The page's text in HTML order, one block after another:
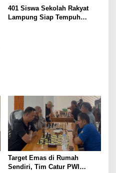
Lansia Sehat dan Bahagia
401 Siswa Sekolah Rakyat
Lampung Siap Tempuh
Target Emas di Rumah
Sendiri, Tim Catur PWI